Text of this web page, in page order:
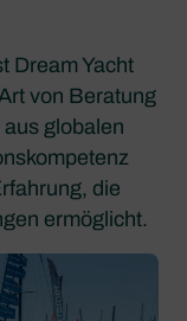
Dream Yacht
von Beratung
globalen
die
ermöglicht.